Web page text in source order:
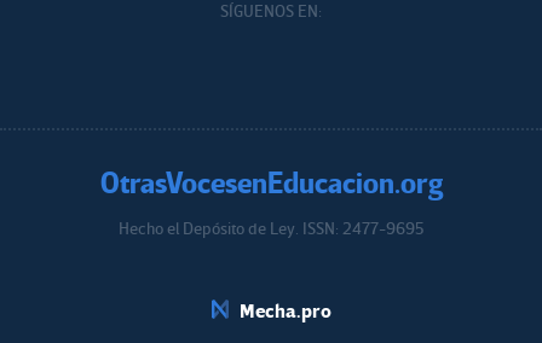
SÍGUENOS EN:
OtrasVocesenEducacion.org
Hecho el Depósito de Ley. ISSN: 2477-9695
Mecha.pro